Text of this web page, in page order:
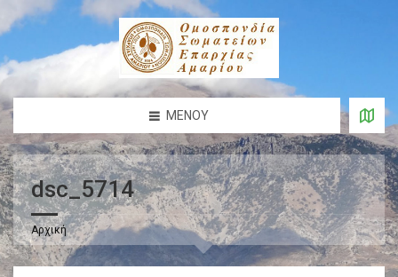
ΜΕΝΟΎ
dsc_5714
Αρχική